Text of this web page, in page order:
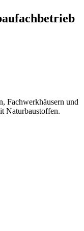
Fachwerkhäusern und
Naturbaustoffen.